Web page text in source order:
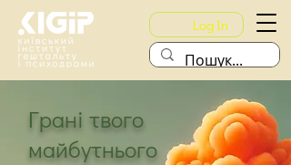
Log In
Грані твого
майбутнього